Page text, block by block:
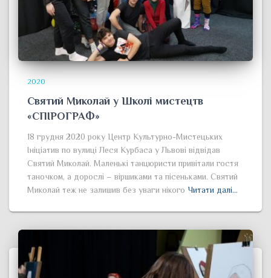
2020
Святий Миколай у Школі мистецтв
«СПІРОГРАФ»
18 грудня 2020 року Центр Культурно-Мистецьких
Ініціатив по вулиці Леся Курбаса у Львові відвідав
Святий Миколай. Маленькі танцюристи привітали гостя
таночком, а дорослі – віршиками та пісеньками. Святий
Миколай теж не залишив без уваги нікого Читати далі…